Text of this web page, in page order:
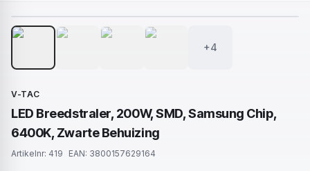
+4
V-TAC
LED Breedstraler, 200W, SMD, Samsung Chip,
6400K, Zwarte Behuizing
Artikelnr: 419 EAN: 3800157629164